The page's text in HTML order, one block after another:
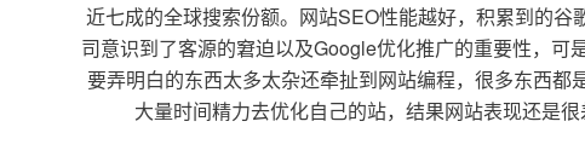
近七成的全球搜索份额。网站SEO性能越好，积累到的
司意识到了客源的窘迫以及Google优化推广的重要性，
要弄明白的东西太多太杂还牵扯到网站编程，很多东西
大量时间精力去优化自己的站，结果网站表现还是